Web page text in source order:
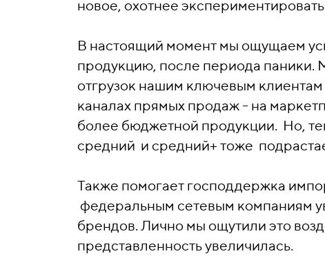
новое, охотнее
В настоящий момент мы ощущаем
продукцию, после периода паники.
отгрузок нашим ключевым
каналах прямых продаж - на
более бюджетной продукции. Но,
средний и средний+ тоже
Также помогает господдержка
федеральным сетевым компаниям
брендов. Лично мы ощутили это
представленность увеличилась.